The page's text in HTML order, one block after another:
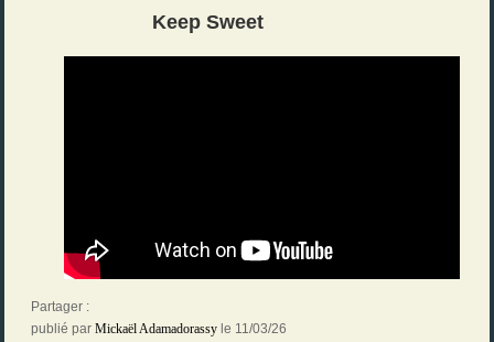
Keep Sweet
Partager :
publié par Mickaël Adamadorassy le 11/03/26